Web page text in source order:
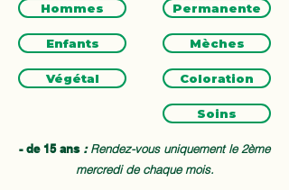
Hommes
Enfants
Végétal
Permanente
Mèches
Coloration
Soins
- de 15 ans:Rendez-vous uniquement le 2ème
mercredi de chaque mois.